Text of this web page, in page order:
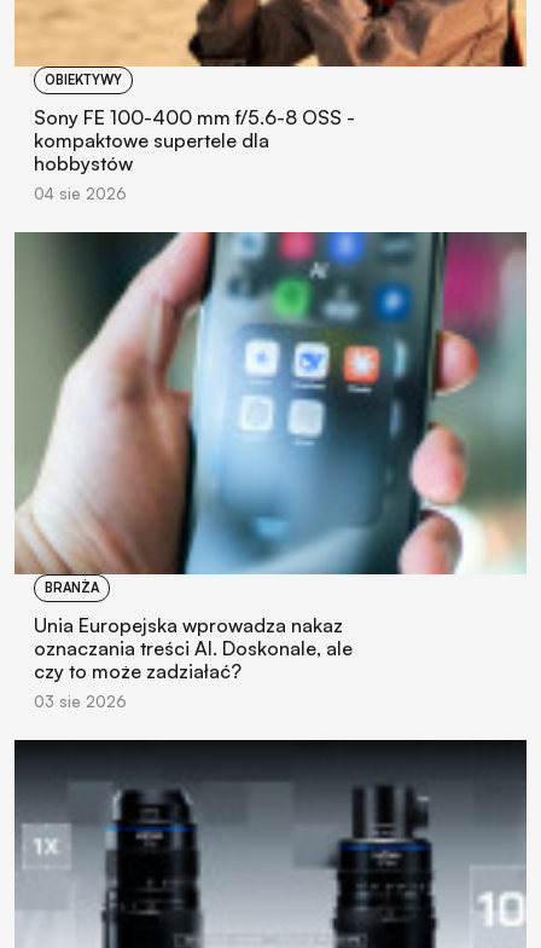
OBIEKTYWY
Sony FE 100-400 mm f/5.6-8 OSS -
kompaktowe supertele dla
hobbystów
04 sie 2026
BRANŻA
Unia Europejska wprowadza nakaz
oznaczania treści AI. Doskonale, ale
czy to może zadziałać?
03 sie 2026